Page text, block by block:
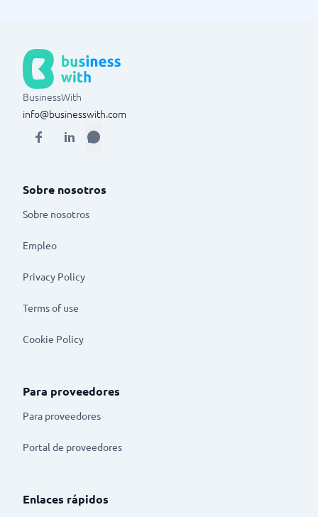
BusinessWith
info@businesswith.com
Sobre nosotros
Sobre nosotros
Empleo
Privacy Policy
Terms of use
Cookie Policy
Para proveedores
Para proveedores
Portal de proveedores
Enlaces rápidos